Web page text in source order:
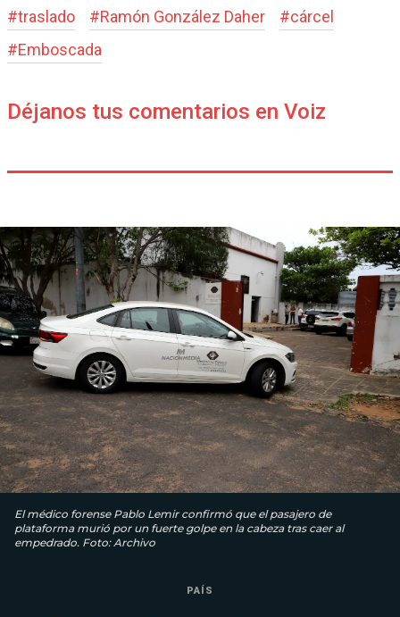
#traslado #Ramón González Daher #cárcel
#Emboscada
Déjanos tus comentarios en Voiz
El médico forense Pablo Lemir confirmó que el pasajero de
plataforma murió por un fuerte golpe en la cabeza tras caer al
empedrado. Foto: Archivo
PAÍS